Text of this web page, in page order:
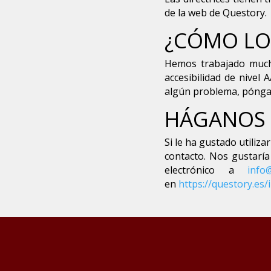
de la web de Questory.
¿CÓMO
Hemos trabajado
accesibilidad de nivel
algún problema,
HÁGANOS
Si le ha gustado
contacto. Nos
electrónico a
en https://